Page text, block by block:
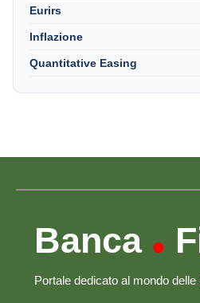
Eurirs
Inflazione
Quantitative Easing
Banca •
Portale dedicato al mondo